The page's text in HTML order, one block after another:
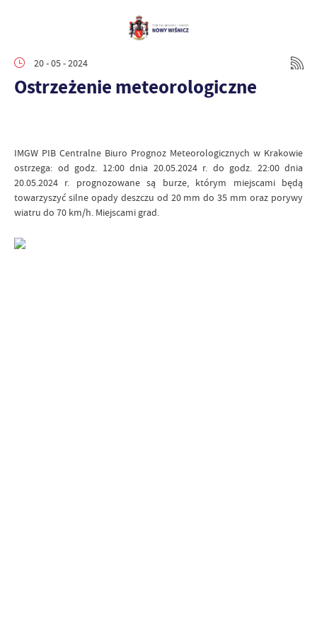
20 - 05 - 2024
Ostrzeżenie meteorologiczne
IMGW PIB Centralne Biuro Prognoz Meteorologicznych w Krakowie
ostrzega: od godz. 12:00 dnia 20.05.2024 r. do godz. 22:00 dnia
20.05.2024 r. prognozowane są burze, którym miejscami będą
towarzyszyć silne opady deszczu od 20 mm do 35 mm oraz porywy
wiatru do 70 km/h. Miejscami grad.